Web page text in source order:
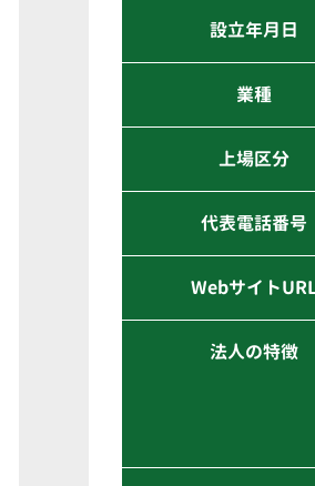
設立年月日
業種
上場区分
代表電話番号
Webサイト
法人の特徴